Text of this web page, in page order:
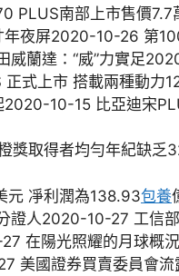
PLUS南部上市售價
年夜屏2020-10-26 第
蘭達：“威”力實足
式上市 搭載兩種動力
2020-10-15 比亞迪宋
獎取得者均勻年紀缺乏
元 凈利潤為138.93包養
證人2020-10-27 工信
在陽光照耀的月球概
美國證券買賣委員會